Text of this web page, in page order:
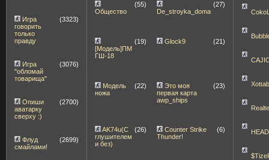
Игра
говорить
только
правду
(3323)
Игра
"обломай
товарища"
(3076)
Опиши
аватарку
сверху :)
(2700)
Флуд
смайлами!
(2699)
Общество
(55)
De_stroyka_doma
(27)
[Модель]ПМ
ГШ-18
(19) Glock9 (21)
Модель
ножа
(22)
Это моя
первая карта
awp_ships
(23)
AK74u(С
глушителем
и без)
(26)
Counter Strike
Thunder!
(6)